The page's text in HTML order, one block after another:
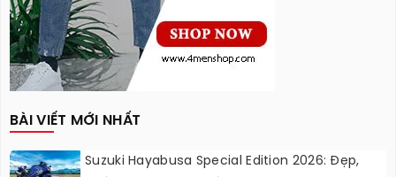
BÀI VIẾT MỚI NHẤT
Suzuki Hayabusa Special Edition 2026: Đẹp,